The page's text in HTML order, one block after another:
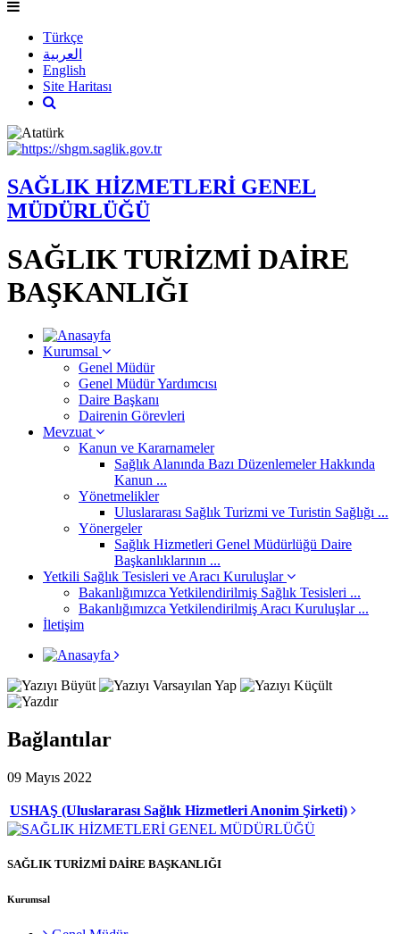
Türkçe
العربية
English
Site Haritası
SAĞLIK HİZMETLERİ GENEL
MÜDÜRLÜĞÜ
SAĞLIK TURİZMİ DAİRE
BAŞKANLIĞI
Kurumsal
Genel Müdür
Genel Müdür Yardımcısı
Daire Başkanı
Dairenin Görevleri
Mevzuat
Kanun ve Kararnameler
Sağlık Alanında Bazı Düzenlemeler Hakkında
Kanun ...
Yönetmelikler
Uluslararası Sağlık Turizmi ve Turistin Sağlığı ...
Yönergeler
Sağlık Hizmetleri Genel Müdürlüğü Daire
Başkanlıklarının ...
Yetkili Sağlık Tesisleri ve Aracı Kuruluşlar
Bakanlığımızca Yetkilendirilmiş Sağlık Tesisleri ...
Bakanlığımızca Yetkilendirilmiş Aracı Kuruluşlar ...
İletişim
Bağlantılar
09 Mayıs 2022
USHAŞ (Uluslararası Sağlık Hizmetleri Anonim Şirketi)
SAĞLIK TURİZMİ DAİRE BAŞKANLIĞI
Kurumsal